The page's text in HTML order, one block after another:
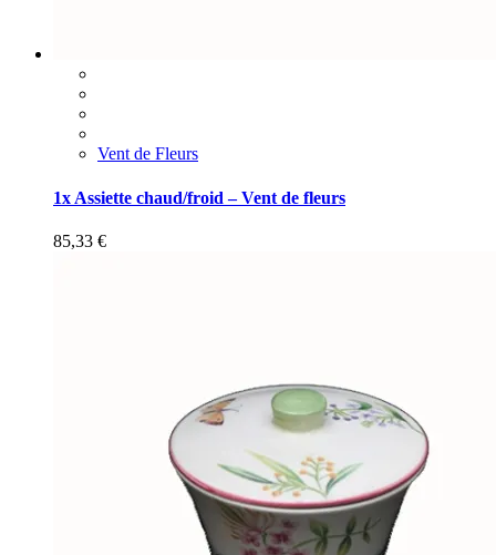
Vent de Fleurs
1x Assiette chaud/froid – Vent de fleurs
85,33 €